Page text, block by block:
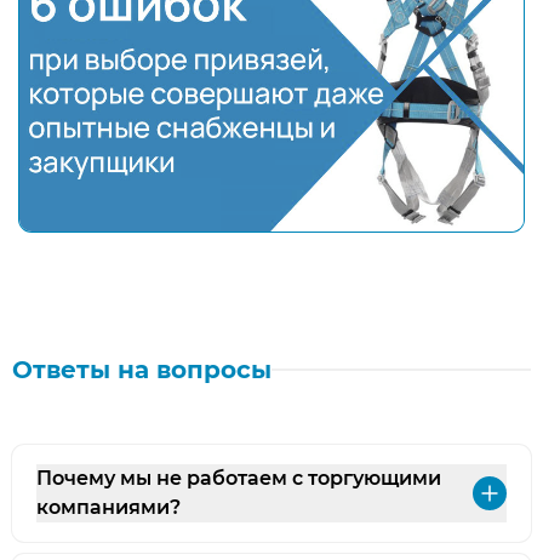
6 ошибок при выборе привязей, которые
Ответы на вопросы
Почему мы не работаем с торгующими
компаниями?